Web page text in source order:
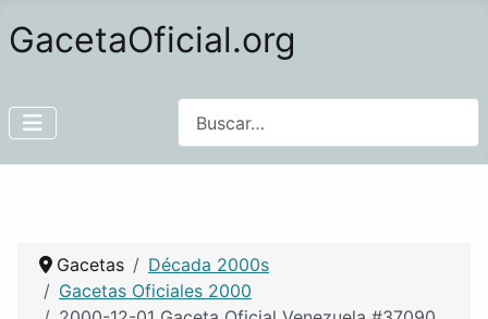
GacetaOficial.org
Gacetas
Década 2000s
Gacetas Oficiales 2000